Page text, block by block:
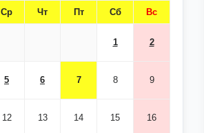
Ср Чт Пт Сб Вс
1 2
5 6 7 8 9
12 13 14 15 16